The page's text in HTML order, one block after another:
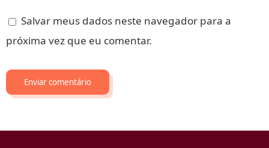
Salvar meus dados neste navegador para a
próxima vez que eu comentar.